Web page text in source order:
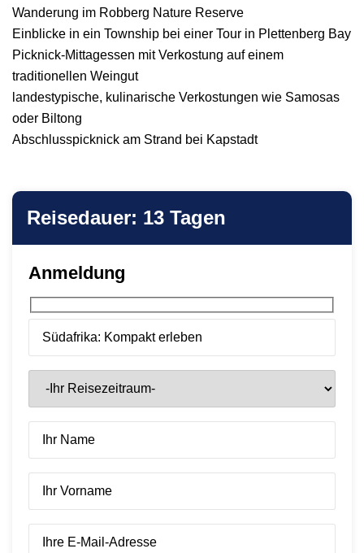
Wanderung im Robberg Nature Reserve
Einblicke in ein Township bei einer Tour in Plettenberg Bay
Picknick-Mittagessen mit Verkostung auf einem
traditionellen Weingut
landestypische, kulinarische Verkostungen wie Samosas
oder Biltong
Abschlusspicknick am Strand bei Kapstadt
Reisedauer: 13 Tagen
Anmeldung